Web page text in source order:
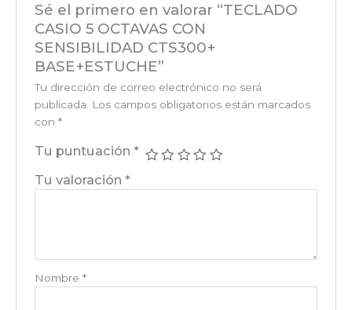
Sé el primero en valorar “TECLADO
CASIO 5 OCTAVAS CON
SENSIBILIDAD CTS300+
BASE+ESTUCHE”
Tu dirección de correo electrónico no será
publicada.
Los campos obligatorios están marcados
con *
Tu puntuación *
Tu valoración *
Nombre *